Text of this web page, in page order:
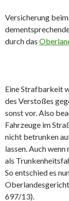
Versicherung
durch das
Eine Strafbarkeit
des Verstoßes
sonst vor. Also
Fahrzeuge im
nicht betrunken
lassen. Auch
als
So entschied es
697/13).